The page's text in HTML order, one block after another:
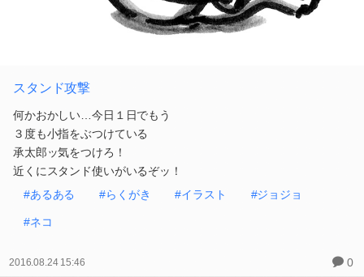
スタンド攻撃
何かおかしい…今日１日でもう
３度も小指をぶつけている
承太郎ッ気をつけろ！
近くにスタンド使いがいるぞッ！
#あるある
#らくがき #イラスト #ジョジョ
#ネコ
2016.08.24 15:46 0